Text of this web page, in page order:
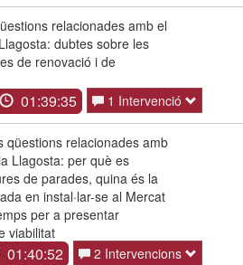
relacionades amb el
dubtes sobre les
de renovació i de
01:39:35 1 Intervenció
qüestions relacionades amb
Llagosta: per què es
de parades, quina és la
en instal·lar-se al Mercat
per a presentar
viabilitat
01:40:52 2 Intervencions